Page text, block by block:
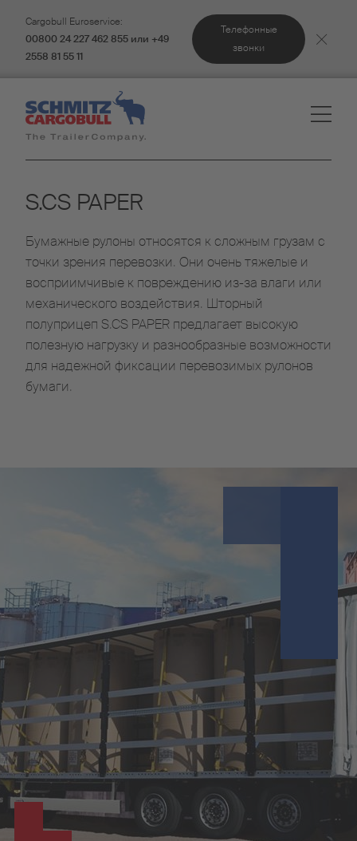
Cargobull Euroservice:
00800 24 227 462 855 или +49
2558 81 55 11
Телефонные
звонки
S.CS PAPER
Бумажные рулоны относятся к сложным грузам с
точки зрения перевозки. Они очень тяжелые и
восприимчивые к повреждению из-за влаги или
механического воздействия. Шторный
полуприцеп S.CS PAPER предлагает высокую
полезную нагрузку и разнообразные возможности
для надежной фиксации перевозимых рулонов
бумаги.